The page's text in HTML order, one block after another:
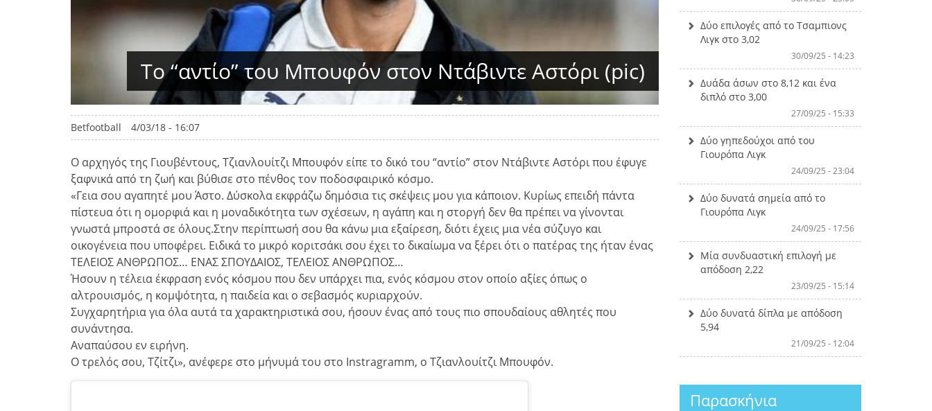
Το “αντίο” του Μπουφόν στον Ντάβιντε Αστόρι (pic)
Betfootball 4/03/18 - 16:07
Ο αρχηγός της Γιουβέντους, Τζιανλουίτζι Μπουφόν είπε το δικό του “αντίο” στον Ντάβιντε Αστόρι που έφυγε
ξαφνικά από τη ζωή και βύθισε στο πένθος τον ποδοσφαιρικό κόσμο.
«Γεια σου αγαπητέ μου Άστο. Δύσκολα εκφράζω δημόσια τις σκέψεις μου για κάποιον. Κυρίως επειδή πάντα
πίστευα ότι η ομορφιά και η μοναδικότητα των σχέσεων, η αγάπη και η στοργή δεν θα πρέπει να γίνονται
γνωστά μπροστά σε όλους.Στην περίπτωσή σου θα κάνω μια εξαίρεση, διότι έχεις μια νέα σύζυγο και
οικογένεια που υποφέρει. Ειδικά το μικρό κοριτσάκι σου έχει το δικαίωμα να ξέρει ότι ο πατέρας της ήταν ένας
ΤΕΛΕΙOΣ ΑΝΘΡΩΠΟΣ… ΕΝΑΣ ΣΠΟΥΔΑΙΟΣ, ΤΕΛΕΙΟΣ ΑΝΘΡΩΠΟΣ…
Ήσουν η τέλεια έκφραση ενός κόσμου που δεν υπάρχει πια, ενός κόσμου στον οποίο αξίες όπως ο
αλτρουισμός, η κομψότητα, η παιδεία και ο σεβασμός κυριαρχούν.
Συγχαρητήρια για όλα αυτά τα χαρακτηριστικά σου, ήσουν ένας από τους πιο σπουδαίους αθλητές που
συνάντησα.
Αναπαύσου εν ειρήνη.
Ο τρελός σου, Τζίτζι», ανέφερε στο μήνυμά του στο Instragramm, ο Τζιανλουίτζι Μπουφόν.
Δύο επιλογές από το Τσαμπιονς
Λιγκ στο 3,02
30/09/25 - 14:23
Δυάδα άσων στο 8,12 και ένα
διπλό στο 3,00
27/09/25 - 15:33
Δύο γηπεδούχοι από του
Γιουρόπα Λιγκ
24/09/25 - 23:04
Δύο δυνατά σημεία από το
Γιουρόπα Λιγκ
24/09/25 - 17:56
Μία συνδυαστική επιλογή με
απόδοση 2,22
23/09/25 - 15:14
Δύο δυνατά δίπλα με απόδοση
5,94
21/09/25 - 12:04
Παρασκήνια